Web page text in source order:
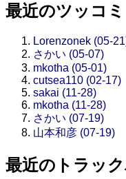
最近のツッコミ
Lorenzonek (05-
さかい (05-07)
mkotha (05-01)
cutsea110 (02-17)
sakai (11-28)
mkotha (11-28)
さかい (07-19)
山本和彦 (07-19)
最近のトラッ